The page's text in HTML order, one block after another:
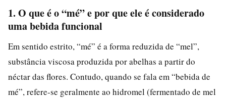
1. O que é o “mé” e por que ele é considerado
uma bebida funcional
Em sentido estrito, “mé” é a forma reduzida de “mel”,
substância viscosa produzida por abelhas a partir do
néctar das flores. Contudo, quando se fala em “bebida de
mé”, refere-se geralmente ao hidromel (fermentado de mel